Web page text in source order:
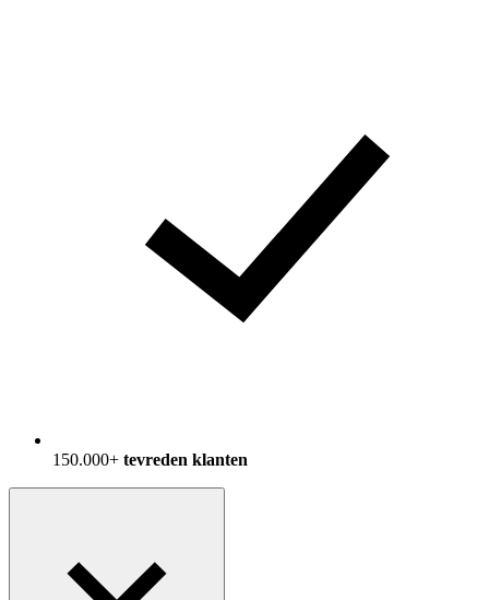
150.000+ tevreden klanten